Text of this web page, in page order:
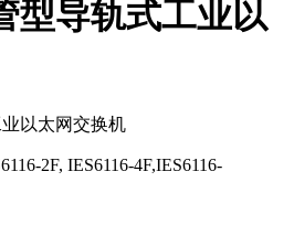
型导轨式工业以
以太网交换机
2F, IES6116-4F,IES6116-